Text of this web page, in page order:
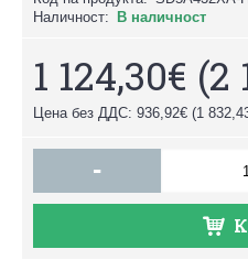
Наличност:
В наличност
1 124,30€ (2
Цена без ДДС: 936,92€ (1
-